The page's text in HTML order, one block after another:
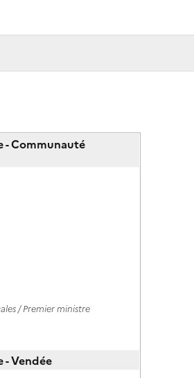
- Communauté
/ Premier ministre
- Vendée